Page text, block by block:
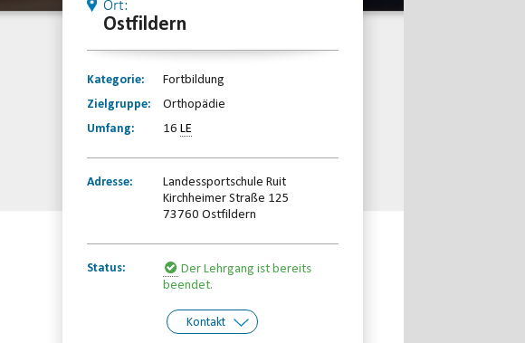
Ort:
Ostfildern
Kategorie:
Fortbildung
Zielgruppe:
Orthopädie
Umfang:
16 LE
Adresse:
Landessportschule Ruit
Kirchheimer Straße 125
73760 Ostfildern
Status:
Der Lehrgang ist bereits
beendet.
Kontakt